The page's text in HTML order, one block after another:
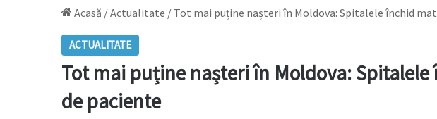
Acasă /Actualitate / Tot mai puține nașteri în Moldova: Spitalele închid
ACTUALITATE
Tot mai puține nașteri în Moldova:
de paciente